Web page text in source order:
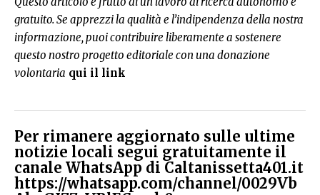
gratuito. Se apprezzi la qualità e l’indipendenza della nostra
informazione, puoi contribuire liberamente a sostenere
questo nostro progetto editoriale con una donazione
volontaria qui il link
Per rimanere aggiornato sulle ultime
notizie locali segui gratuitamente il
canale WhatsApp di Caltanissetta401.it
https://whatsapp.com/channel/0029Vb